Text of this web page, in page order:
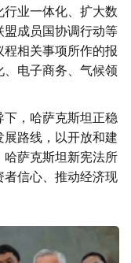
业一体化、扩大数
成员国协调行动等
相关事项所作的报
电子商务、气候领
，哈萨克斯坦正稳
路线，以开放和建
萨克斯坦新宪法所
信心、推动经济现